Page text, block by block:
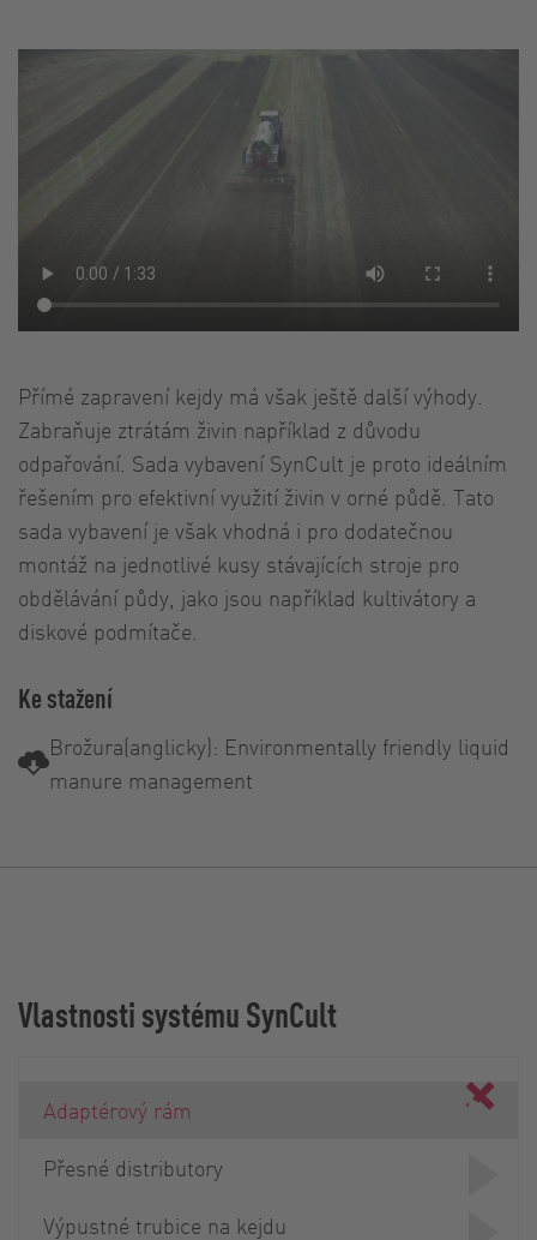
Přímé zapravení kejdy má však ještě další výhody.
Zabraňuje ztrátám živin například z důvodu
odpařování. Sada vybavení SynCult je proto ideálním
řešením pro efektivní využití živin v orné půdě. Tato
sada vybavení je však vhodná i pro dodatečnou
montáž na jednotlivé kusy stávajících stroje pro
obdělávání půdy, jako jsou například kultivátory a
diskové podmítače.
Ke stažení
Brožura(anglicky): Environmentally friendly liquid
manure management
Vlastnosti systému SynCult
Adaptérový rám
Přesné distributory
Výpustné trubice na kejdu